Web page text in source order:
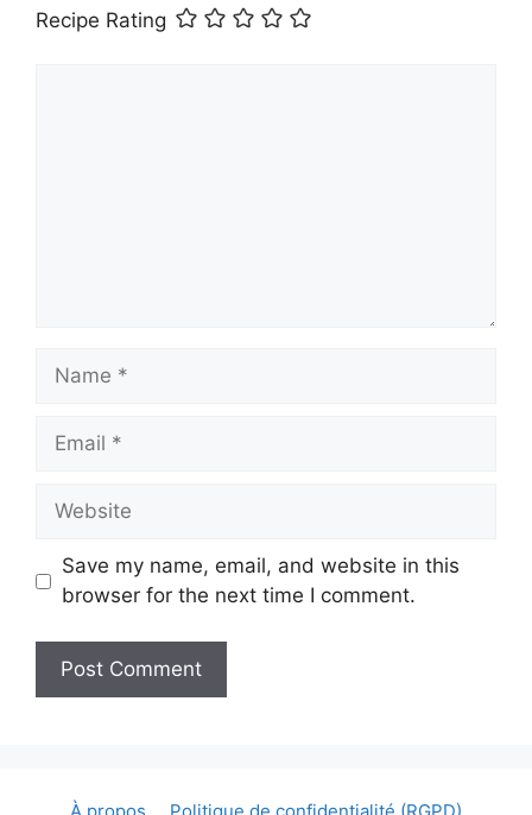
Recipe Rating
Name
Email
Website
Save my name, email, and website in this
browser for the next time I comment.